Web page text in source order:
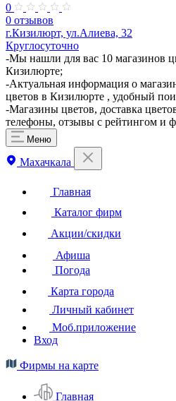
0
0 отзывов
г.Кизилюрт, ул.Алиева, 32
Круглосуточно
-Мы нашли для вас 10 магазинов
Кизилюрте;
-Актуальная информация о
цветов в Кизилюрте , удобный
-Магазины цветов, доставка
телефоны, отзывы с рейтингом и
Меню
Махачкала
Главная
Каталог фирм
Акции/скидки
Афиша
Погода
Карта города
Личный кабинет
Моб.приложение
Вход
Фирмы на карте
Главная